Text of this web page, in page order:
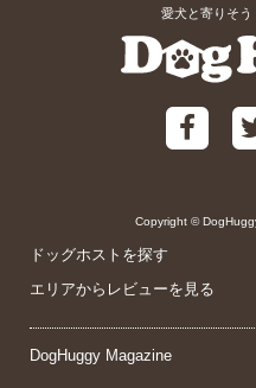
愛犬と寄りそう
Copyright ©
ドッグホストを探す
エリアからレビューを見る
DogHuggy Magazine